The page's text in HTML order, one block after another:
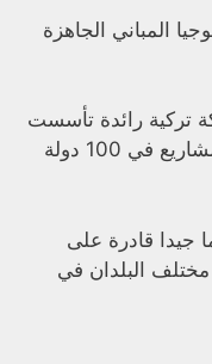
المباني الجاهزة
تركية رائدة تأسست
عام 1986 ومنذ ذلك الحين نفذت المشاريع في 100 دولة
جيدا قادرة على
البلدان في